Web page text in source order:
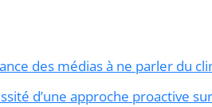
des médias à ne parler du
d’une approche proactive